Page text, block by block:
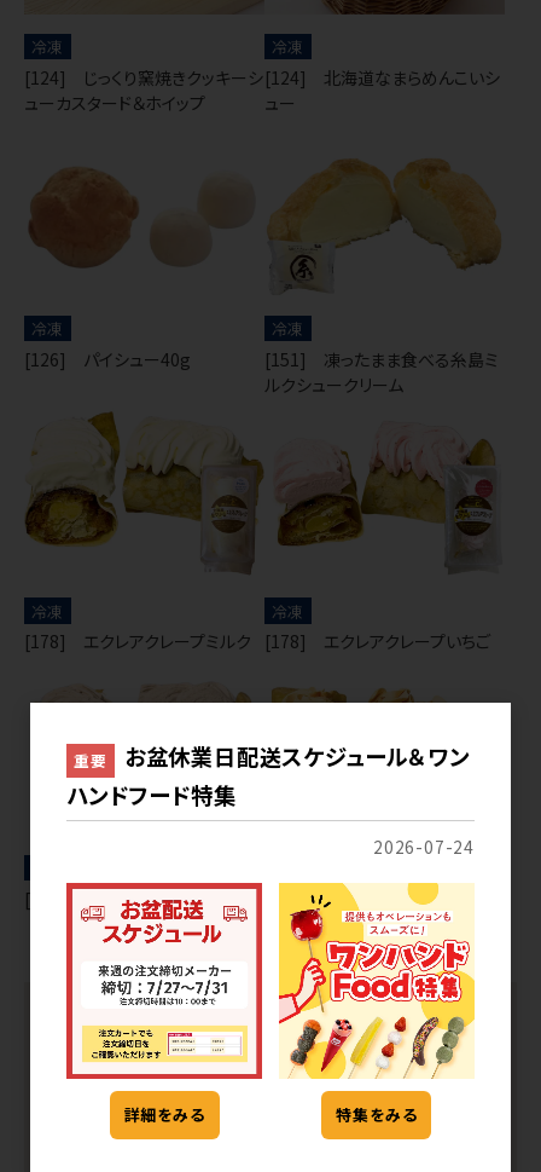
冷凍
[124] じっくり窯焼きクッキーシ
ューカスタード＆ホイップ
冷凍
[124] 北海道なまらめんこいシ
ュー
冷凍
[126] パイシュー40g
冷凍
[151] 凍ったまま食べる糸島ミ
ルクシュークリーム
冷凍
[178] エクレアクレープミルク
冷凍
[178] エクレアクレープいちご
[178] エクレアクレープチョコ [178] エクレアクレープメロン
シュークリームの人気ランキング
1 2
重要
お盆休業日配送スケジュール＆ワン
ハンドフード特集
2026-07-24
詳細をみる 特集をみる